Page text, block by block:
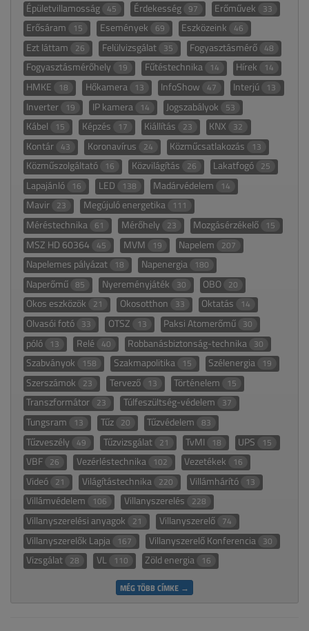
Épületvillamosság 45 Érdekesség 97 Erőművek 33
Erősáram 15 Események 69 Eszközeink 46
Ezt láttam 26 Felülvizsgálat 35 Fogyasztásmérő 48
Fogyasztásmérőhely 19 Fűtéstechnika 14 Hírek 14
HMKE 18 Hőkamera 13 InfoShow 47 Interjú 13
Inverter 19 IP kamera 14 Jogszabályok 53
Kábel 15 Képzés 17 Kiállítás 23 KNX 32
Kontár 43 Koronavírus 24 Közműcsatlakozás 13
Közműszolgáltató 16 Közvilágítás 26 Lakatfogó 25
Lapajánló 16 LED 138 Madárvédelem 14
Mavir 23 Megújuló energetika 111
Méréstechnika 61 Mérőhely 23 Mozgásérzékelő 15
MSZ HD 60364 45 MVM 19 Napelem 207
Napelemes pályázat 18 Napenergia 180
Naperőmű 85 Nyereményjáték 30 OBO 20
Okos eszközök 21 Okosotthon 33 Oktatás 14
Olvasói fotó 33 OTSZ 13 Paksi Atomerőmű 30
póló 13 Relé 40 Robbanásbiztonság-technika 30
Szabványok 158 Szakmapolitika 15 Szélenergia 19
Szerszámok 23 Tervező 13 Történelem 15
Transzformátor 23 Túlfeszültség-védelem 37
Tungsram 13 Tűz 20 Tűzvédelem 83
Tűzveszély 49 Tűzvizsgálat 21 TvMI 18 UPS 15
VBF 26 Vezérléstechnika 102 Vezetékek 16
Videó 21 Világítástechnika 220 Villámhárító 13
Villámvédelem 106 Villanyszerelés 228
Villanyszerelési anyagok 21 Villanyszerelő 74
Villanyszerelők Lapja 167 Villanyszerelő Konferencia 30
Vizsgálat 28 VL 110 Zöld energia 16
MÉG TÖBB CÍMKE →